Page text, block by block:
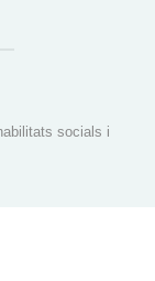
socials i